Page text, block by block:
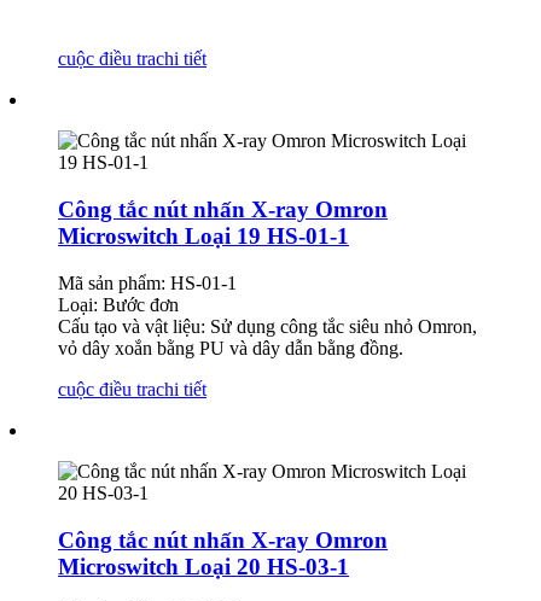
cuộc điều trachi tiết
Công tắc nút nhấn X-ray Omron
Microswitch Loại 19 HS-01-1
Mã sản phẩm: HS-01-1
Loại: Bước đơn
Cấu tạo và vật liệu: Sử dụng công tắc siêu nhỏ Omron,
vỏ dây xoắn bằng PU và dây dẫn bằng đồng.
cuộc điều trachi tiết
Công tắc nút nhấn X-ray Omron
Microswitch Loại 20 HS-03-1